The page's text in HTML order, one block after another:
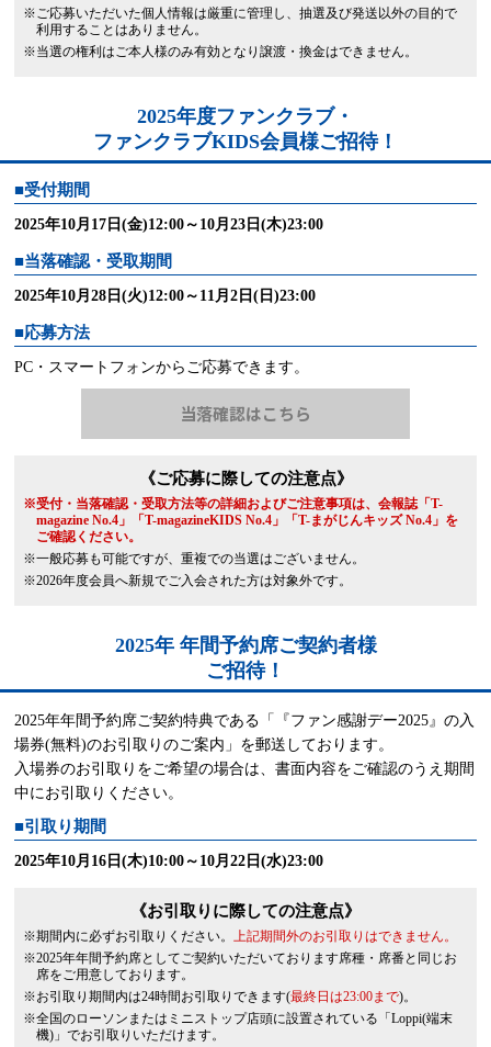
※ご応募いただいた個人情報は厳重に管理し、抽選及び発送以外の目的で
利用することはありません。
※当選の権利はご本人様のみ有効となり譲渡・換金はできません。
2025年度ファンクラブ・
ファンクラブKIDS会員様ご招待！
■受付期間
2025年10月17日(金)12:00～10月23日(木)23:00
■当落確認・受取期間
2025年10月28日(火)12:00～11月2日(日)23:00
■応募方法
PC・スマートフォンからご応募できます。
当落確認はこちら
《ご応募に際しての注意点》
※受付・当落確認・受取方法等の詳細およびご注意事項は、会報誌「T-
magazine No.4」「T-magazineKIDS No.4」「T-まがじんキッズ No.4」を
ご確認ください。
※一般応募も可能ですが、重複での当選はございません。
※2026年度会員へ新規でご入会された方は対象外です。
2025年 年間予約席ご契約者様
ご招待！
2025年年間予約席ご契約特典である「『ファン感謝デー2025』の入
場券(無料)のお引取りのご案内」を郵送しております。
入場券のお引取りをご希望の場合は、書面内容をご確認のうえ期間
中にお引取りください。
■引取り期間
2025年10月16日(木)10:00～10月22日(水)23:00
《お引取りに際しての注意点》
※期間内に必ずお引取りください。
上記期間外のお引取りはできません。
※2025年年間予約席としてご契約いただいております席種・席番と同じお
席をご用意しております。
※お引取り期間内は24時間お引取りできます(最終日は23:00まで)。
※全国のローソンまたはミニストップ店頭に設置されている「Loppi(端末
機)」でお引取りいただけます。